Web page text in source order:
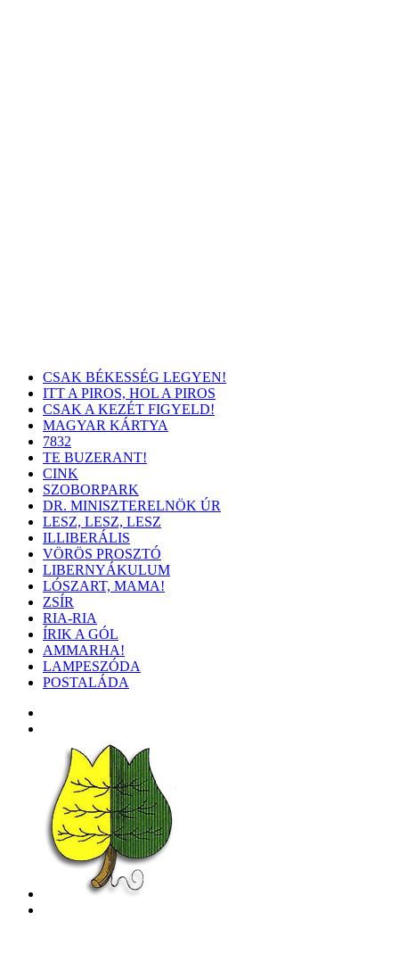
CSAK BÉKESSÉG LEGYEN!
ITT A PIROS, HOL A PIROS
CSAK A KEZÉT FIGYELD!
MAGYAR KÁRTYA
7832
TE BUZERANT!
CINK
SZOBORPARK
DR. MINISZTERELNÖK ÚR
LESZ, LESZ, LESZ
ILLIBERÁLIS
VÖRÖS PROSZTÓ
LIBERNYÁKULUM
LÓSZART, MAMA!
ZSÍR
RIA-RIA
ÍRIK A GÓL
AMMARHA!
LAMPESZÓDA
POSTALÁDA